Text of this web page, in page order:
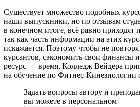
Существует множество подобных
наши выпускники, но по отзывам
в конечном итоге, всё равно приходят
так как часть информации на этих
искажается. Поэтому чтобы не
курсантов, сэкономить свои финансы
ресурс — время, Колледж Вейдера
на обучение по Фитнес-Кинезио­логии
Задать вопросы автору и
вы можете в персональ­ном